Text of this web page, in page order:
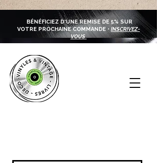
BÉNÉFICIEZ D'UNE REMISE DE 5% SUR
VOTRE PROCHAINE COMMANDE • INSCRIVEZ-
VOUS